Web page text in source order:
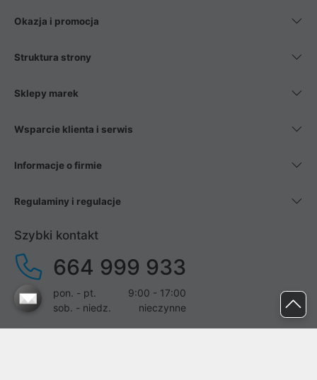
Okazja i promocja
Struktura strony
Sklepy marek
Wsparcie klienta i serwis
Informacje o firmie
Regulaminy i regulacje
Szybki kontakt
664 999 933
pon. - pt.
9:00 - 17:00
sob. - niedz.
nieczynne